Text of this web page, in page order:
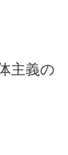
主義の